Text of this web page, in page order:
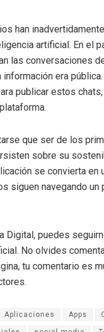
han
artificial. En el
las conversaciones
era
publicar estos
que ser de los
sobre su
se convierta en
siguen navegando
Digital, puedes
No olvides
tu comentario es
Aplicaciones Apps